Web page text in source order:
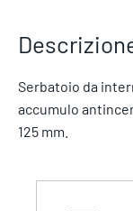
Serbatoio da
accumulo
125 mm.